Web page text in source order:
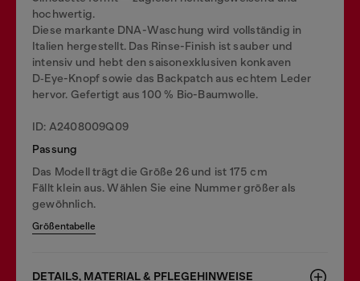
hochwertig.
Diese markante DNA-Waschung wird vollständig in
Italien hergestellt. Das Rinse-Finish ist sauber und
intensiv und hebt den saisonexklusiven konkaven
D‑Eye-Knopf sowie das Backpatch aus echtem Leder
hervor. Gefertigt aus 100 % Bio-Baumwolle.
ID: A2408009Q09
Passung
Das Modell trägt die Größe 26 und ist 175 cm
Fällt klein aus. Wählen Sie eine Nummer größer als
gewöhnlich.
Größentabelle
DETAILS, MATERIAL & PFLEGEHINWEISE